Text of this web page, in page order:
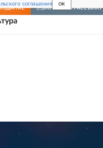
соглашения OK
ВКЛЮЧИТЬ РАССЫЛКУ